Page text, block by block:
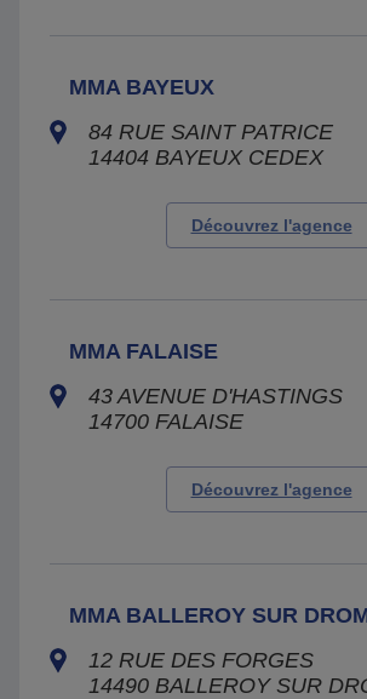
MMA BAYEUX
84 RUE SAINT PATRICE
14404 BAYEUX CEDEX
Découvrez l'agence
MMA FALAISE
43 AVENUE D'HASTINGS
14700 FALAISE
Découvrez l'agence
MMA BALLEROY SUR
12 RUE DES FORGES
14490 BALLEROY SUR